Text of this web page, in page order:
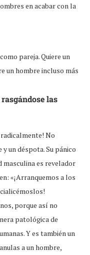
en acabar con la
pareja. Quiere un
un hombre incluso más
las
No
un déspota. Su pánico
masculina es revelador
«¡Arranquemos a los
porque así no
patológica de
Y es también un
a un hombre,